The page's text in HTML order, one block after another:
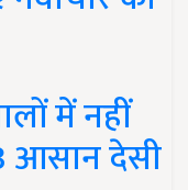
में नहीं
आसान देसी